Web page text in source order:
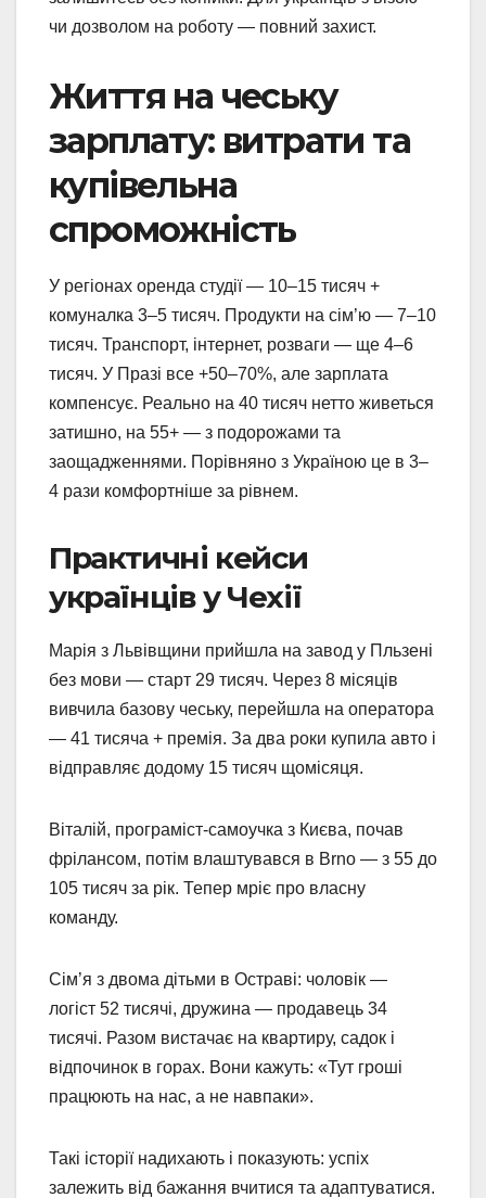
чи дозволом на роботу — повний захист.
Життя на чеську
зарплату: витрати та
купівельна
спроможність
У регіонах оренда студії — 10–15 тисяч +
комуналка 3–5 тисяч. Продукти на сім’ю — 7–10
тисяч. Транспорт, інтернет, розваги — ще 4–6
тисяч. У Празі все +50–70%, але зарплата
компенсує. Реально на 40 тисяч нетто живеться
затишно, на 55+ — з подорожами та
заощадженнями. Порівняно з Україною це в 3–
4 рази комфортніше за рівнем.
Практичні кейси
українців у Чехії
Марія з Львівщини прийшла на завод у Пльзені
без мови — старт 29 тисяч. Через 8 місяців
вивчила базову чеську, перейшла на оператора
— 41 тисяча + премія. За два роки купила авто і
відправляє додому 15 тисяч щомісяця.
Віталій, програміст-самоучка з Києва, почав
фрілансом, потім влаштувався в Brno — з 55 до
105 тисяч за рік. Тепер мріє про власну
команду.
Сім’я з двома дітьми в Остраві: чоловік —
логіст 52 тисячі, дружина — продавець 34
тисячі. Разом вистачає на квартиру, садок і
відпочинок в горах. Вони кажуть: «Тут гроші
працюють на нас, а не навпаки».
Такі історії надихають і показують: успіх
залежить від бажання вчитися та адаптуватися.